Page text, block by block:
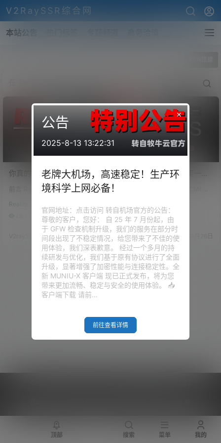
V2RaySSR综合网
本站公告
你真的会配置Reality？科学
上网翻车频发，其实节点搭
建这些坑90%的人都踩过！
Reality部署全流程拆解！
前言 Reality，这个协议你可能早
署简单、成本低，不少人说它“低
调、安全、难识别”。但为啥你用
起来总是测速为零、秒断、或是
握手失败？又为什么到了 2025
，还是有很多人推荐这个协议？
握手失败、测速为零的真正原因
你知道吗？ 视频演示 准备工作
1、VPS 一台，重置好主流的操作
系统，推荐 Debian12（本视频演
示 VPS 来自 搬瓦工 CN2 GIA E
Reality
V2raySSR综合网 25年9月27日
低延迟香港CMI VPS买一台
等全面解锁！香港VPS评
测！
路资源、出色的流媒体解锁能力
以及近乎为零的宕机率，赢得了
不少用户的好评！ 时隔四年，V
MSHELL 依然在不断的优化和更
新香港 VPS 的线路资源。而这一
次，他们推出了一个很有意思的
活动——购买香港 VPS，赠送美
国 VPS。对于那些需要跨国体验
多节点的朋友来说，无疑是一个
很好的活动。 视频观看 视频抽奖
108k 0
V2raySSR综合网 25年4月26日
×
公告
2025-8-13 13:22:31
老牌大机场，高速稳定！生产环
境科学上网必备！
官网地址：点击访问 转自机场官方的公告：
尊敬的客户，您好： 自 25 年 7 月份起，由
于 GFW 检查机制升级，我们的服务在部分时
间段出现了不稳定情况，给您带来了不佳的使
用体验，我们深表歉意。 经过一个多月的持
续研发与优化，我们基于原有协议进行了全面
升级，显著增强了加密性能与连接稳定性。全
新 MUNIU-X 客户端 现已正式发布，将为您
带来更加流畅、稳定与安全的使用体验。 📥
客户端下载 请前…
前往查看详情
顶部 搜索 菜单 我的